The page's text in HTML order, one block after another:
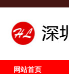
网站首页